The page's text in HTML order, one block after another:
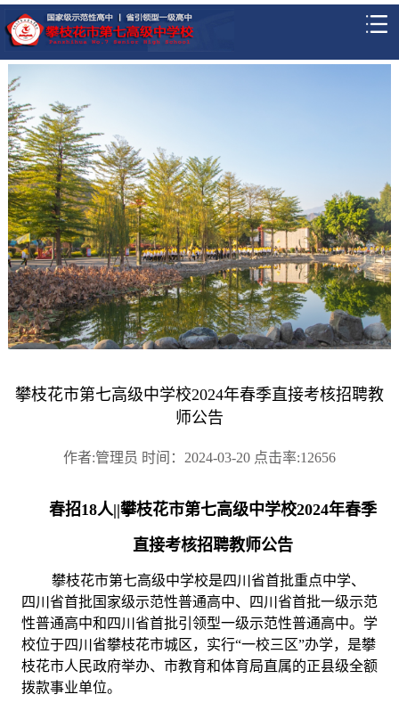
攀枝花市第七高级中学校2024年春季直接考核招聘教
师公告
作者:管理员 时间：2024-03-20 点击率:12656
春招18人||攀枝花市第七高级中学校2024年春季
直接考核招聘教师公告
攀枝花市第七高级中学校是四川省首批重点中学、
四川省首批国家级示范性普通高中、四川省首批一级示范
性普通高中和四川省首批引领型一级示范性普通高中。学
校位于四川省攀枝花市城区，实行“一校三区”办学，是攀
枝花市人民政府举办、市教育和体育局直属的正县级全额
拨款事业单位。